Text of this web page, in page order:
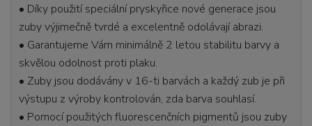
• Díky použití speciální pryskyřice nové generace jsou
zuby výjimečně tvrdé a excelentně odolávají abrazi.
• Garantujeme Vám minimálně 2 letou stabilitu barvy a
skvělou odolnost proti plaku.
• Zuby jsou dodávány v 16-ti barvách a každý zub je při
výstupu z výroby kontrolován, zda barva souhlasí.
• Pomocí použitých fluorescenčních pigmentů jsou zuby